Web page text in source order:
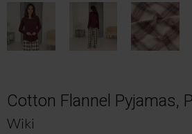
Cotton Flannel Pyjamas,
Wiki